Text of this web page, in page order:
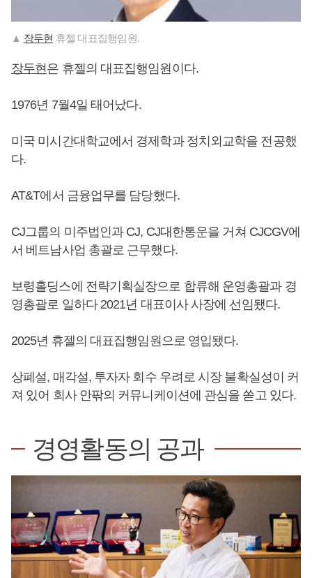
▲ 장두현 휴젤 대표집행임원.
장두현은 휴젤의 대표집행임원이다.
1976년 7월4일 태어났다.
미국 미시간대학교에서 경제학과 정치외교학을 전공했
다.
AT&T에서 금융업무를 담당했다.
CJ그룹의 미주법인과 CJ, CJ대한통운을 거쳐 CJCGV에
서 베트남사업 총괄로 근무했다.
보령홀딩스에 전략기획실장으로 합류해 운영총괄과 경
영총괄로 일하다 2021년 대표이사 사장에 선임됐다.
2025년 휴젤의 대표집행임원으로 영입됐다.
상폐설, 매각설, 투자자 회수 우려로 시장 불확실성이 커
져 있어 회사 안팎의 커뮤니케이션에 관심을 쏟고 있다.
경영활동의 공과